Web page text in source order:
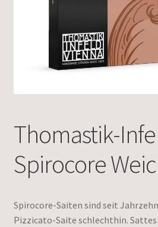
Thomastik-
Spirocore
Spirocore-Saiten sind seit
Pizzicato-Saite schlechthin.